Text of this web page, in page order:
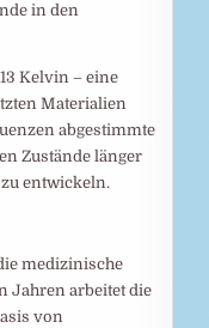
in den
Kelvin – eine
Materialien
abgestimmte
Zustände länger
entwickeln.
medizinische
Jahren arbeitet die
von